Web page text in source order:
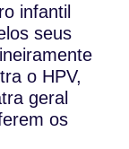
infantil
seus
o HPV,
geral
os